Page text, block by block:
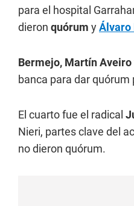
para el hospital
dieron quórum yÁlvaro
Bermejo, Martín
banca para dar
El cuarto fue el radical
Nieri, partes clave del
no dieron quórum.